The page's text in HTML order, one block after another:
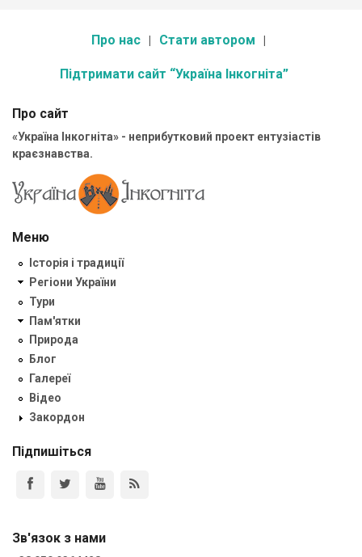
Про нас Стати автором
Підтримати сайт “Україна Інкогніта”
Про сайт
«Україна Інкогніта» - неприбутковий проект ентузіастів
краєзнавства.
Меню
Історія і традиції
Регіони України
Тури
Пам'ятки
Природа
Блог
Галереї
Відео
Закордон
Підпишіться
Зв'язок з нами